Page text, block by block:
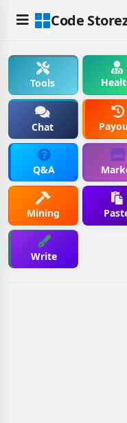
Code
Tools
Chat
Q&A
Mining
Write